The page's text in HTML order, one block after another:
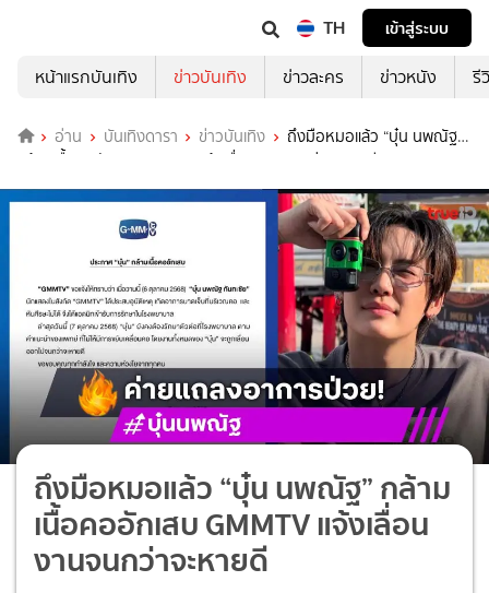
TH
เข้าสู่ระบบ
หน้าแรกบันเทิง
ข่าวบันเทิง ข่าวละคร ข่าวหนัง รี
อ่าน บันเทิงดารา ข่าวบันเทิง
ถึงมือหมอแล้ว “บุ๋น นพณัฐ”
กล้ามเนื้อคออักเสบ GMMTV แจ้งเลื่อนงานจนกว่าจะหายดี
ถึงมือหมอแล้ว “บุ๋น นพณัฐ” กล้าม
เนื้อคออักเสบ GMMTV แจ้งเลื่อน
งานจนกว่าจะหายดี